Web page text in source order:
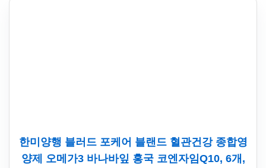
한미양행 블러드 포케어 블랜드 혈관건강 종합영
양제 오메가3 바나바잎 홍국 코엔자임Q10, 6개,